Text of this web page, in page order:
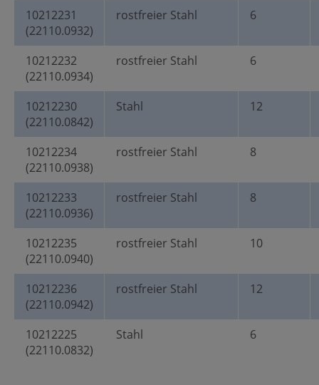
10212231
(22110.0932)
rostfreier Stahl 6
10212232
(22110.0934)
rostfreier Stahl 6
10212230
(22110.0842)
Stahl 12
10212234
(22110.0938)
rostfreier Stahl 8
10212233
(22110.0936)
rostfreier Stahl 8
10212235
(22110.0940)
rostfreier Stahl 10
10212236
(22110.0942)
rostfreier Stahl 12
10212225
(22110.0832)
Stahl 6